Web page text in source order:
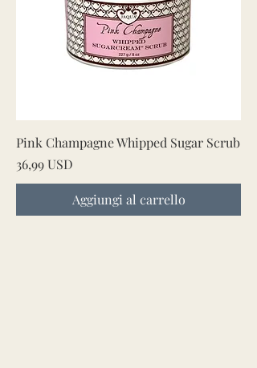
Pink Champagne Whipped Sugar Scrub
Prezzo
36,99 USD
Aggiungi al carrello